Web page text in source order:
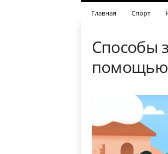
Главная Спорт
Способы
помощью